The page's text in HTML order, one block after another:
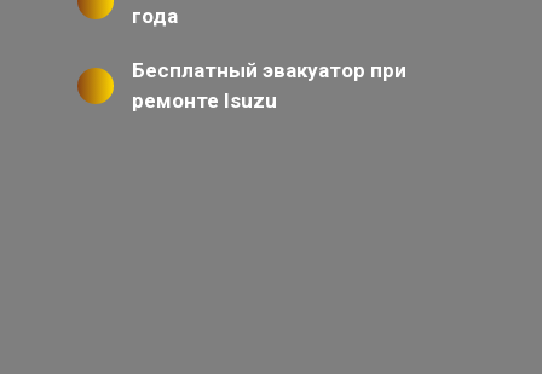
года
Бесплатный эвакуатор при
ремонте Isuzu